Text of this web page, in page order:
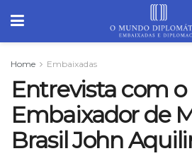
Home Embaixadas
Entrevista com o
Embaixador de
Brasil John